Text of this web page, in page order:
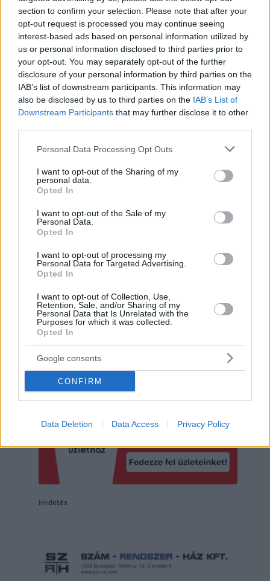
section to confirm your selection. Please note that after your
opt-out request is processed you may continue seeing
interest-based ads based on personal information utilized by
us or personal information disclosed to third parties prior to
your opt-out. You may separately opt-out of the further
disclosure of your personal information by third parties on the
IAB’s list of downstream participants. This information may
also be disclosed by us to third parties on the IAB’s List of
Downstream Participants that may further disclose it to other
Please note that this website/app uses one or more Google
not limited to your visit or usage behaviour. You may click to
grant or deny consent to Google and its third-party tags to
use your data for below specified purposes in below Google
consent section.
Personal Data Processing Opt Outs
I want to opt-out of the Sharing of my
personal data.
Opted In
I want to opt-out of the Sale of my
Personal Data.
Opted In
I want to opt-out of processing my
Personal Data for Targeted Advertising.
Opted In
I want to opt-out of Collection, Use,
Retention, Sale, and/or Sharing of my
Personal Data that Is Unrelated with the
Purposes for which it was collected.
Opted In
Google consents
CONFIRM
Data Deletion Data Access Privacy Policy
Hirdetés
Hirdetés